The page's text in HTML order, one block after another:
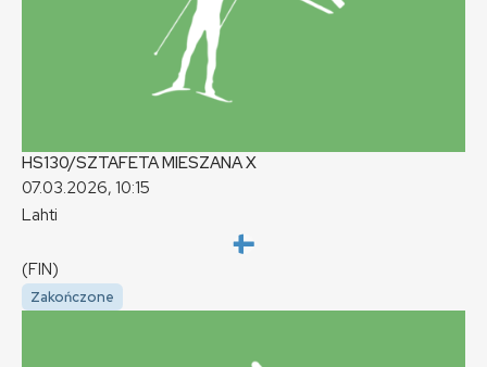
HS130/SZTAFETA MIESZANAX
07.03.2026, 10:15
Lahti
(FIN)
Zakończone